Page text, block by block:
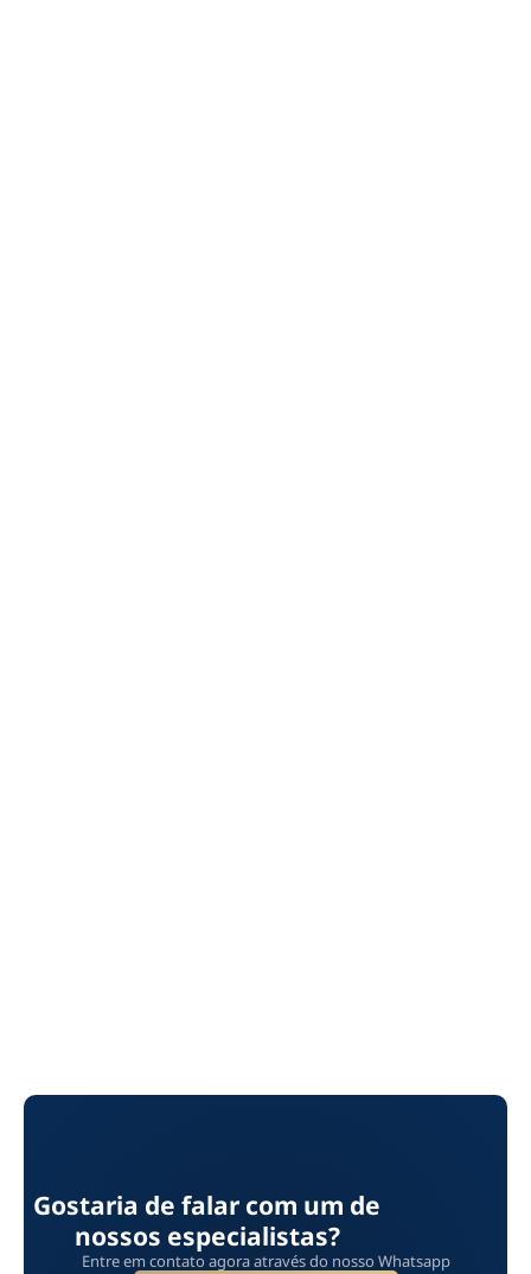
Gostaria de falar com um de
nossos especialistas?
Entre em contato agora através do nosso Whatsapp